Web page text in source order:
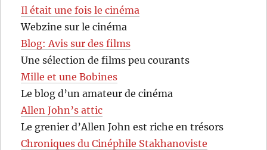
Il était une fois le cinéma
Webzine sur le cinéma
Blog: Avis sur des films
Une sélection de films peu courants
Mille et une Bobines
Le blog d’un amateur de cinéma
Allen John’s attic
Le grenier d’Allen John est riche en trésors
Chroniques du Cinéphile Stakhanoviste